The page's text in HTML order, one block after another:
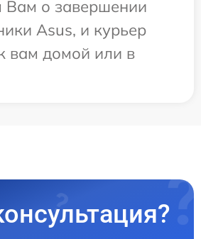
о завершении
Asus, и курьер
вам домой или в